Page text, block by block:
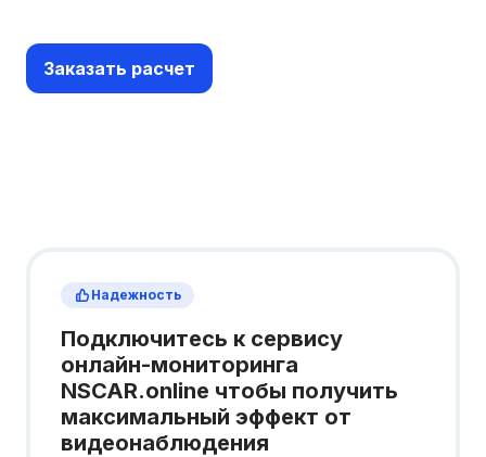
Заказать расчет
Надежность
Подключитесь к сервису
онлайн-мониторинга
NSCAR.online чтобы получить
максимальный эффект от
видеонаблюдения